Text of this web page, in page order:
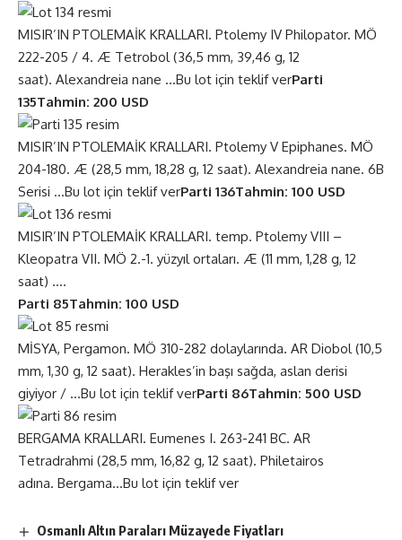
MISIR’IN PTOLEMAİK KRALLARI. Ptolemy IV Philopator. MÖ
222-205 / 4. Æ Tetrobol (36,5 mm, 39,46 g, 12
saat). Alexandreia nane …Bu lot için teklif verParti
135Tahmin: 200 USD
MISIR’IN PTOLEMAİK KRALLARI. Ptolemy V Epiphanes. MÖ
204-180. Æ (28,5 mm, 18,28 g, 12 saat). Alexandreia nane. 6B
Serisi …Bu lot için teklif verParti 136Tahmin: 100 USD
MISIR’IN PTOLEMAİK KRALLARI. temp. Ptolemy VIII –
Kleopatra VII. MÖ 2.-1. yüzyıl ortaları. Æ (11 mm, 1,28 g, 12
saat) ….
Parti 85Tahmin: 100 USD
MİSYA, Pergamon. MÖ 310-282 dolaylarında. AR Diobol (10,5
mm, 1,30 g, 12 saat). Herakles’in başı sağda, aslan derisi
giyiyor / …Bu lot için teklif verParti 86Tahmin: 500 USD
BERGAMA KRALLARI. Eumenes I. 263-241 BC. AR
Tetradrahmi (28,5 mm, 16,82 g, 12 saat). Philetairos
adına. Bergama…Bu lot için teklif ver
Osmanlı Altın Paraları Müzayede Fiyatları